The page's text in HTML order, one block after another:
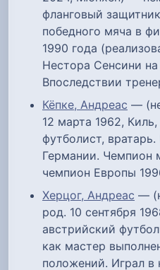
фланговый
победного мяча в
1990 года
Нестора Сенсини
Впоследствии
Кёпке, Андреас —
12 марта 1962,
футболист,
Германии. Чемпион
чемпион Европы
Херцог, Андреас —
род. 10 сентября
австрийский
как мастер
положений. Играл в